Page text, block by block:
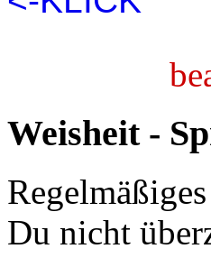
Weisheit -
Du nicht